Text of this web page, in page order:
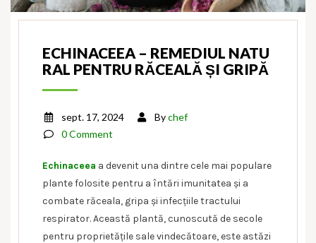
ECHINACEEA – REMEDIUL NATU
RAL PENTRU RĂCEALĂ ȘI GRIPĂ
sept. 17, 2024 Bychef
0 Comment
Echinaceea a devenit una dintre cele mai populare
plante folosite pentru a întări imunitatea și a
combate răceala, gripa și infecțiile tractului
respirator. Această plantă, cunoscută de secole
pentru proprietățile sale vindecătoare, este astăzi